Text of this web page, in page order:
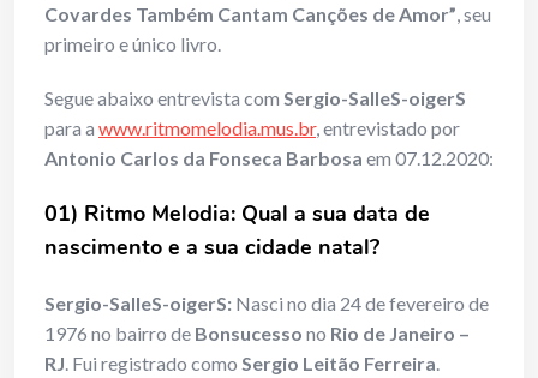
Covardes Também Cantam Canções de Amor”, seu
primeiro e único livro.
Segue abaixo entrevista com Sergio-SalleS-oigerS
para a www.ritmomelodia.mus.br, entrevistado por
Antonio Carlos da Fonseca Barbosa em 07.12.2020:
01) Ritmo Melodia: Qual a sua data de
nascimento e a sua cidade natal?
Sergio-SalleS-oigerS: Nasci no dia 24 de fevereiro de
1976 no bairro de Bonsucesso no Rio de Janeiro –
RJ. Fui registrado como Sergio Leitão Ferreira.